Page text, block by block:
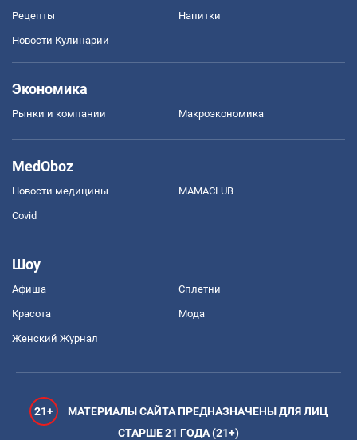
Рецепты Напитки
Новости Кулинарии
Экономика
Рынки и компании Mакроэкономика
MedOboz
Новости медицины MAMACLUB
Covid
Шоу
Афиша Сплетни
Красота Мода
Женский Журнал
21+
МАТЕРИАЛЫ САЙТА ПРЕДНАЗНАЧЕНЫ ДЛЯ ЛИЦ
СТАРШЕ 21 ГОДА (21+)